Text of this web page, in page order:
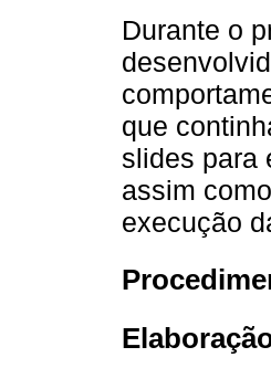
Durante o
que
slides para
assim
execução